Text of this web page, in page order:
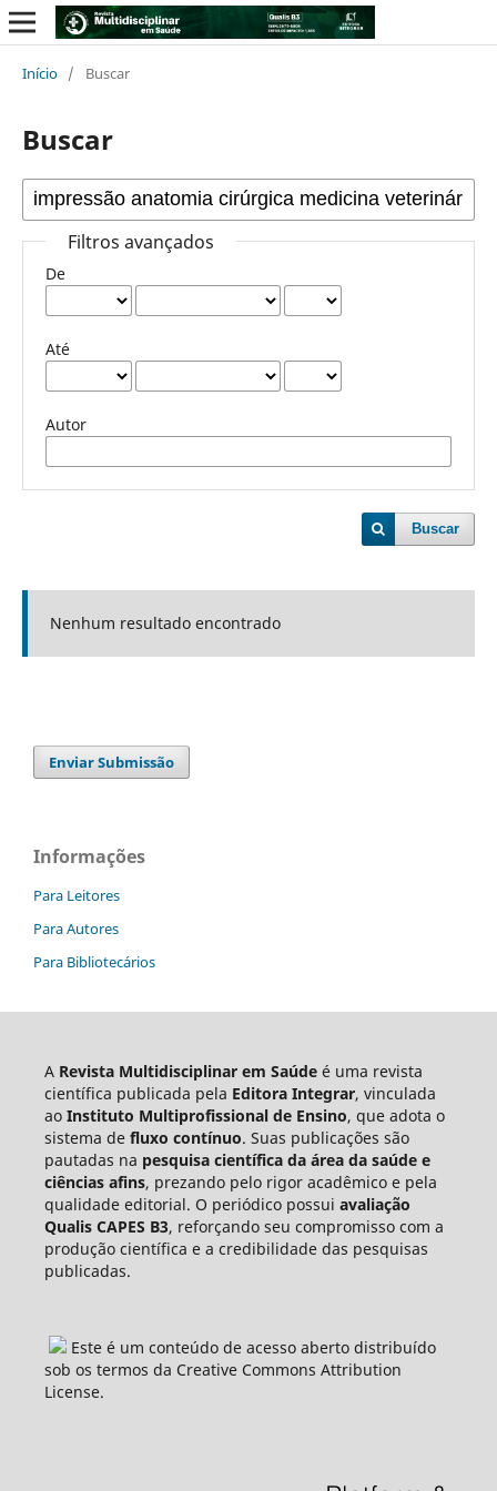
Início / Buscar
Buscar
Filtros avançados
De
Até
Autor
Buscar
Nenhum resultado encontrado
Enviar Submissão
Informações
Para Leitores
Para Autores
Para Bibliotecários
A Revista Multidisciplinar em Saúdeé uma revista
científica publicada pela Editora Integrar, vinculada
ao Instituto Multiprofissional de Ensino, que adota o
sistema de fluxo contínuo. Suas publicações são
pautadas na pesquisa científica da área da saúde e
ciências afins, prezando pelo rigor acadêmico e pela
qualidade editorial. O periódico possui avaliação
Qualis CAPES B3, reforçando seu compromisso com a
produção científica e a credibilidade das pesquisas
publicadas.
Este é um conteúdo de acesso aberto distribuído
sob os termos da Creative Commons Attribution
License.